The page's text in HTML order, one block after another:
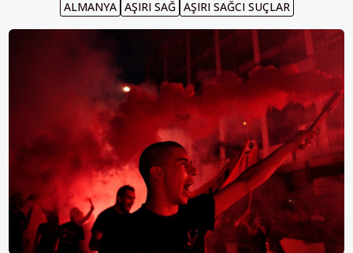
ALMANYA AŞIRI SAĞ AŞIRI SAĞCI SUÇLAR